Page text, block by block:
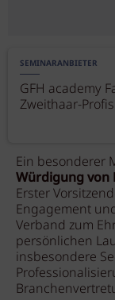
SEMINARANBIETER
GFH academy
Zweithaar-Profis
Ein besonderer
Würdigung von
Erster
Engagement
Verband zum
persönlichen
insbesondere